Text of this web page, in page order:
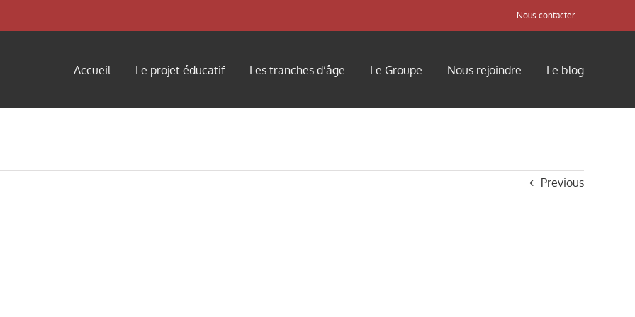
Nous contacter
Accueil Le projet éducatif Les tranches d’âge Le Groupe Nous rejoindre Le blog
Previous